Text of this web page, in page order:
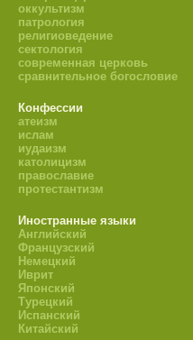
оккультизм
патрология
религиоведение
сектология
современная церковь
сравнительное богословие
Конфессии
атеизм
ислам
иудаизм
католицизм
православие
протестантизм
Иностранные языки
Английский
Французский
Немецкий
Иврит
Японский
Турецкий
Испанский
Китайский